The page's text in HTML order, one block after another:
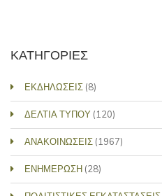
ΚΑΤΗΓΟΡΙΕΣ
ΕΚΔΗΛΩΣΕΙΣ (8)
ΔΕΛΤΙΑ ΤΥΠΟΥ (120)
ΑΝΑΚΟΙΝΩΣΕΙΣ (1967)
ΕΝΗΜΕΡΩΣΗ (28)